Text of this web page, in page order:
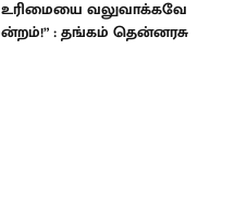
உரிமையை வலுவாக்கவே
: தங்கம் தென்னரசு